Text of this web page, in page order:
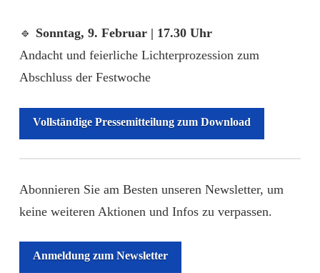
🔹 Sonntag, 9. Februar | 17.30 Uhr
Andacht und feierliche Lichterprozession zum
Abschluss der Festwoche
Vollständige Pressemitteilung zum Download
Abonnieren Sie am Besten unseren Newsletter, um
keine weiteren Aktionen und Infos zu verpassen.
Anmeldung zum Newsletter